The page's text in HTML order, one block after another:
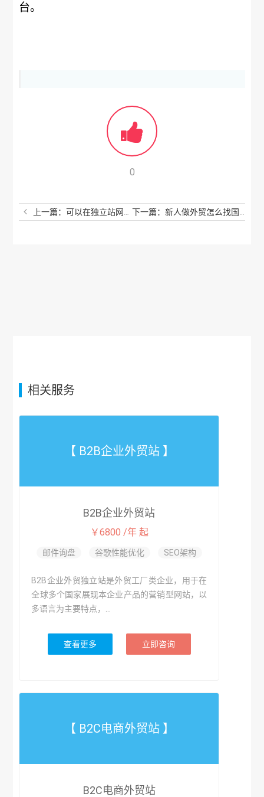
台。
0
上一篇：可以在独立站网点做情趣内衣吗
相关服务
【 B2B企业外贸站 】
B2B企业外贸站
￥6800 /年 起
邮件询盘 谷歌性能优化 SEO架构
B2B企业外贸独立站是外贸工厂类企业，用于在
全球多个国家展现本企业产品的营销型网站，以
多语言为主要特点，...
查看更多 立即咨询
【 B2C电商外贸站 】
B2C电商外贸站